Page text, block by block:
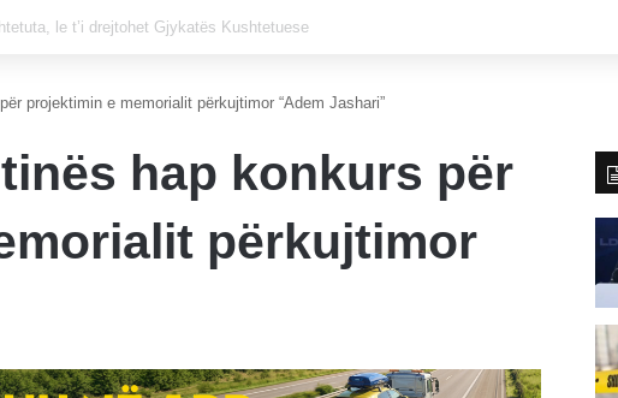
i dyshuari në kërkim të policisë
projektimin e memorialit përkujtimor “Adem Jashari”
hap konkurs për
përkujtimor